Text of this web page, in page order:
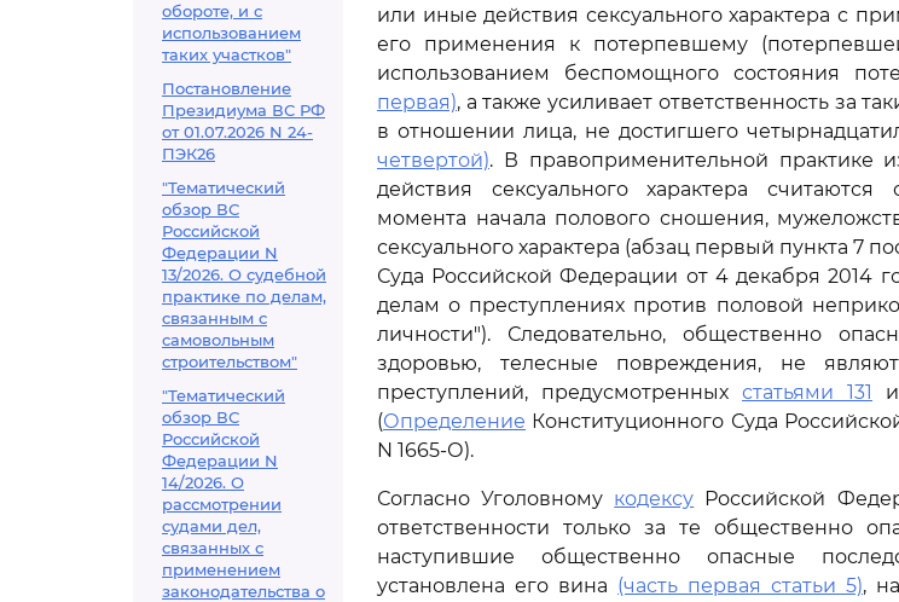
обороте, и с
использованием
таких участков"
Постановление
Президиума ВС РФ
от 01.07.2026 N 24-
ПЭК26
"Тематический
обзор ВС
Российской
Федерации N
13/2026. О судебной
практике по делам,
связанным с
самовольным
строительством"
"Тематический
обзор ВС
Российской
Федерации N
14/2026. О
рассмотрении
судами дел,
связанных с
применением
законодательства о
или иные действия сексуального характера с
его применения к потерпевшему
использованием беспомощного состояния
первая), а также усиливает ответственность за
в отношении лица, не достигшего
четвертой). В правоприменительной практике
действия сексуального характера
момента начала полового сношения,
сексуального характера (абзац первый пункта 7
Суда Российской Федерации от 4 декабря 2014
делам о преступлениях против половой
личности"). Следовательно, общественно
здоровью, телесные повреждения, не
преступлений, предусмотренных статьями 131
(Определение Конституционного Суда
N 1665-О).
Согласно Уголовному кодексу Российской
ответственности только за те общественно
наступившие общественно опасные
установлена его вина (часть первая статьи 5),